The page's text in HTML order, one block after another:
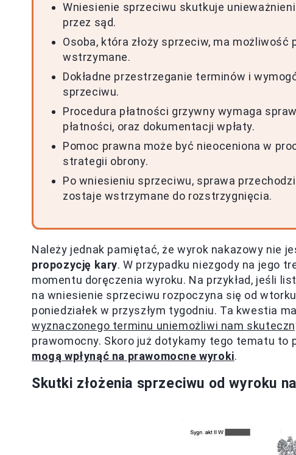
Wniesienie sprzeciwu skutkuje
przez sąd.
Osoba, która złoży sprzeciw, ma możliwość
wstrzymane.
Dokładne przestrzeganie terminów i
sprzeciwu.
Procedura płatności grzywny wymaga
płatności, oraz dokumentacji wpłaty.
Pomoc prawna może być nieoceniona w
strategii obrony.
Po wniesieniu sprzeciwu, sprawa
zostaje wstrzymane do rozstrzygnięcia.
Należy jednak pamiętać, że wyrok nakazowy nie
propozycję kary. W przypadku niezgody na jego
momentu doręczenia wyroku. Na przykład, jeśli
na wniesienie sprzeciwu rozpoczyna się od
poniedziałek w przyszłym tygodniu. Ta kwestia
wyznaczonego terminu uniemożliwi nam
prawomocny. Skoro już dotykamy tego tematu to
mogą wpłynąć na prawomocne wyroki.
Skutki złożenia sprzeciwu od wyroku